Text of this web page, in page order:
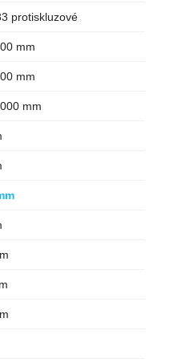
protiskluzové
mm
mm
mm